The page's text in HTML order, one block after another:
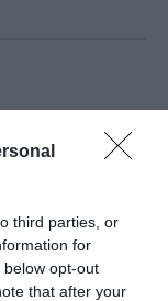
third parties, or
for
opt-out
that after your
!